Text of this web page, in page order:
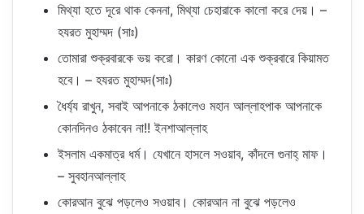
মিথ্যা হতে দূরে থাক কেননা, মিথ্যা চেহারাকে কালো করে দেয়। –
হযরত মুহাম্মদ (সাঃ)
তোমারা শুক্রবারকে ভয় করো। কারণ কোনো এক শুক্রবারে কিয়ামত
হবে। – হযরত মুহাম্মদ(সাঃ)
ধৈর্য্য রাখুন, সবাই আপনাকে ঠকালেও মহান আল্লাহপাক আপনাকে
কোনদিনও ঠকাবেন না!! ইনশাআল্লাহ
ইসলাম একমাত্র ধর্ম। যেখানে হাসলে সওয়াব, কাঁদলে গুনাহ্ মাফ।
– সুবহানআল্লাহ
কোরআন বুঝে পড়লেও সওয়াব। কোরআন না বুঝে পড়লেও